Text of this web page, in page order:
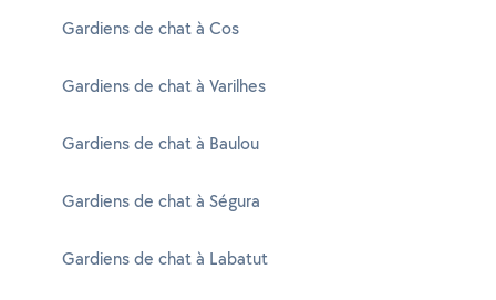
Gardiens de chat à Cos
Gardiens de chat à Varilhes
Gardiens de chat à Baulou
Gardiens de chat à Ségura
Gardiens de chat à Labatut